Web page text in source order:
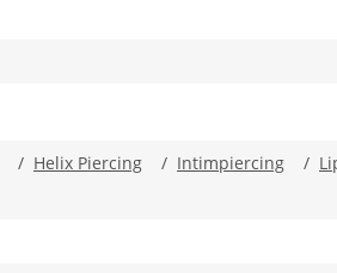
/ Helix Piercing / Intimpiercing /